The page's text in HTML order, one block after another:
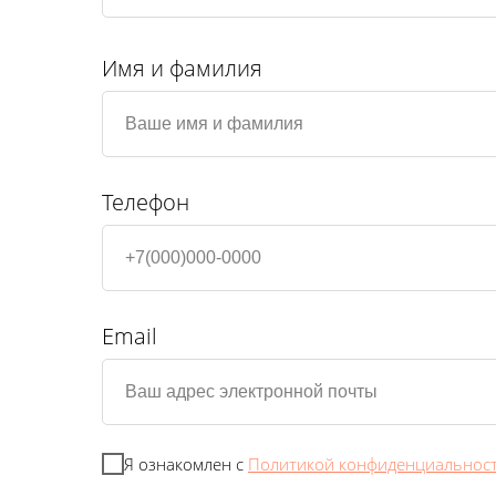
Имя и фамилия
Телефон
Email
Я ознакомлен с Политикой